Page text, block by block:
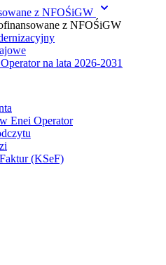
z NFOŚiGW
z NFOŚiGW
na lata 2026-2031
Enei Operator
(KSeF)